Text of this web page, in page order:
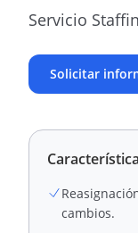
Servicio
Solicitar
cambios.